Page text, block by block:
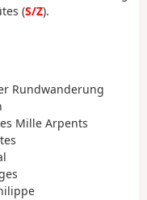
(S/Z).
Rundwanderung
Mille Arpents